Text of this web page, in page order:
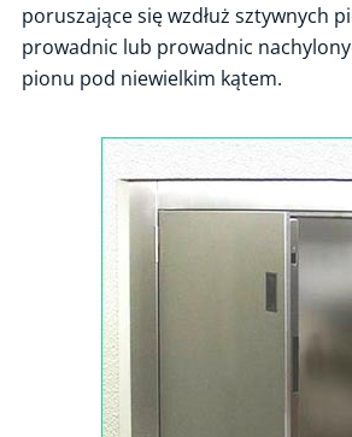
Podest ruchomy wiszący, podest ruchomy
Wyciąg towarowy
Wózek jezdniowy podnośnikowy
Układnica magazynowa
Żuraw wieżowy, żuraw szybkomontujący
Schody ruchome, chodnik ruchomy
Żuraw przenośny
Dźwignik o ruchu prostoliniowym przenośny
Dźwignik o ruchu prostoliniowym
poruszające się wzdłuż sztywnych
prowadnic lub prowadnic
pionu pod niewielkim kątem.